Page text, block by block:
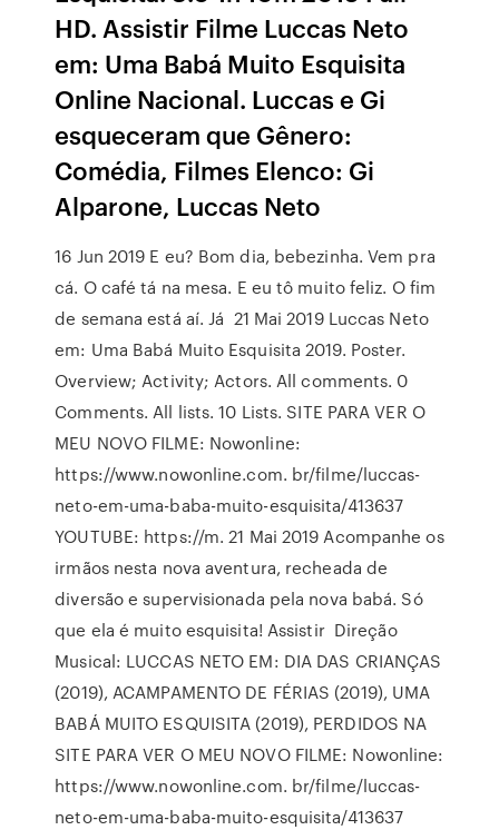
HD. Assistir Filme Luccas Neto
em: Uma Babá Muito Esquisita
Online Nacional. Luccas e Gi
esqueceram que Gênero:
Comédia, Filmes Elenco: Gi
Alparone, Luccas Neto
16 Jun 2019 E eu? Bom dia, bebezinha. Vem pra
cá. O café tá na mesa. E eu tô muito feliz. O fim
de semana está aí. Já 21 Mai 2019 Luccas Neto
em: Uma Babá Muito Esquisita 2019. Poster.
Overview; Activity; Actors. All comments. 0
Comments. All lists. 10 Lists. SITE PARA VER O
MEU NOVO FILME: Nowonline:
https://www.nowonline.com. br/filme/luccas-
neto-em-uma-baba-muito-esquisita/413637
YOUTUBE: https://m. 21 Mai 2019 Acompanhe os
irmãos nesta nova aventura, recheada de
diversão e supervisionada pela nova babá. Só
que ela é muito esquisita! Assistir Direção
Musical: LUCCAS NETO EM: DIA DAS CRIANÇAS
(2019), ACAMPAMENTO DE FÉRIAS (2019), UMA
BABÁ MUITO ESQUISITA (2019), PERDIDOS NA
SITE PARA VER O MEU NOVO FILME: Nowonline:
https://www.nowonline.com. br/filme/luccas-
neto-em-uma-baba-muito-esquisita/413637